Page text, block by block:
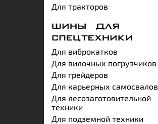
Для тракторов
ШИНЫ ДЛЯ
СПЕЦТЕХНИКИ
Для виброкатков
Для вилочных погрузчиков
Для грейдеров
Для карьерных самосвалов
Для лесозаготовительной
техники
Для подземной техники